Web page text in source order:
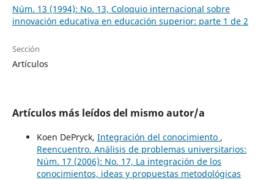
Núm. 13 (1994): No. 13, Coloquio internacional sobre
innovación educativa en educación superior: parte 1 de 2
Sección
Artículos
Artículos más leídos del mismo autor/a
Koen DePryck, Integración del conocimiento ,
Reencuentro. Análisis de problemas universitarios:
Núm. 17 (2006): No. 17, La integración de los
conocimientos, ideas y propuestas metodológicas